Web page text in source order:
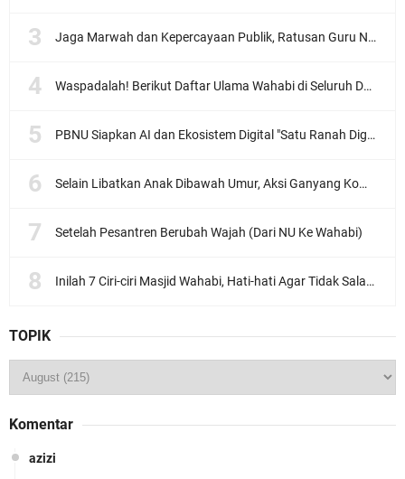
Jaga Marwah dan Kepercayaan Publik, Ratusan Guru Ngaji Kota Malang Serukan Deklarasi Ramah Anak
Waspadalah! Berikut Daftar Ulama Wahabi di Seluruh Dunia dan Karya-karyanya
PBNU Siapkan AI dan Ekosistem Digital "Satu Ranah Digital untuk Ulama", Siap Diluncurkan dalam Waktu Dekat!
Selain Libatkan Anak Dibawah Umur, Aksi Ganyang Komunis Jadi Sorotan Karena Ada Narasi Halal Sembelih Orang
Setelah Pesantren Berubah Wajah (Dari NU Ke Wahabi)
Inilah 7 Ciri-ciri Masjid Wahabi, Hati-hati Agar Tidak Salah Pilih
TOPIK
Komentar
azizi